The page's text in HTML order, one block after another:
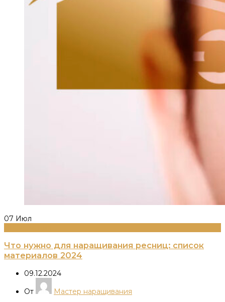
07 Июл
Что нужно для наращивания ресниц: список
материалов 2024
09.12.2024
От
Мастер наращивания